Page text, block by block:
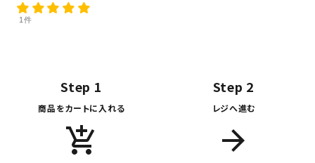
1件
Step 1
商品をカートに入れる
add_shopping_cart
Step 2
レジへ進む
arrow_forward